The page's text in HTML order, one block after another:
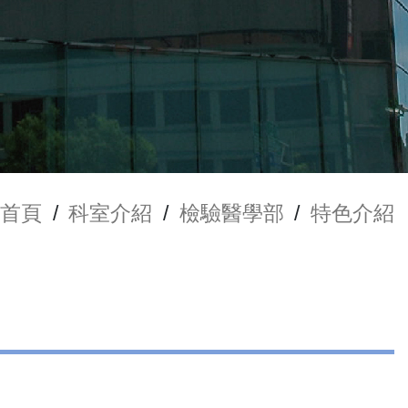
首頁 / 科室介紹 / 檢驗醫學部 / 特色介紹